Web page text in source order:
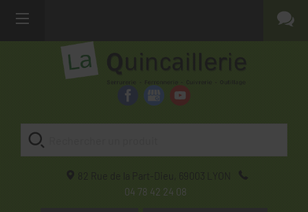
82 Rue de la Part-Dieu, 69003
LYON
04 78 42 24 08